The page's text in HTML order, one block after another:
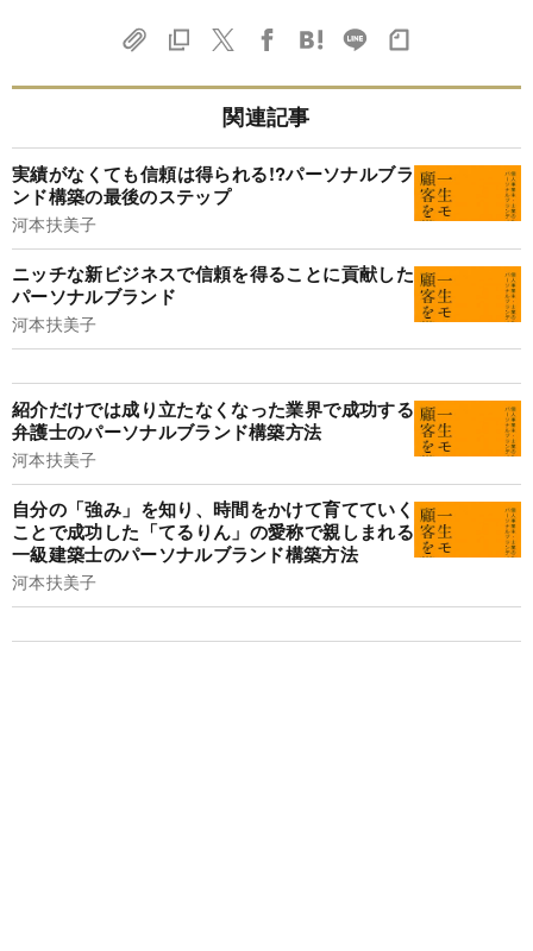
関連記事
実績がなくても信頼は得られる!?パーソナルブラ
ンド構築の最後のステップ
河本扶美子
ニッチな新ビジネスで信頼を得ることに貢献した
パーソナルブランド
河本扶美子
紹介だけでは成り立たなくなった業界で成功する
弁護士のパーソナルブランド構築方法
河本扶美子
自分の「強み」を知り、時間をかけて育てていく
ことで成功した「てるりん」の愛称で親しまれる
一級建築士のパーソナルブランド構築方法
河本扶美子